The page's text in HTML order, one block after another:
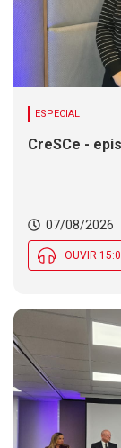
ESPECIAL
CreSCe -
07/08/2026
OUVIR